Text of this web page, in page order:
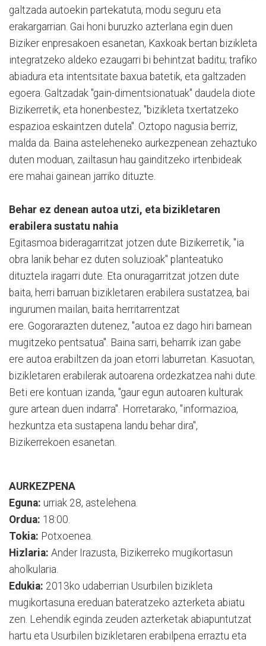
galtzada autoekin partekatuta, modu seguru eta
erakargarrian. Gai honi buruzko azterlana egin duen
Biziker enpresakoen esanetan, Kaxkoak bertan bizikleta
integratzeko aldeko ezaugarri bi behintzat baditu; trafiko
abiadura eta intentsitate baxua batetik, eta galtzaden
egoera. Galtzadak "gain-dimentsionatuak" daudela diote
Bizikerretik, eta honenbestez, "bizikleta txertatzeko
espazioa eskaintzen dutela". Oztopo nagusia berriz,
malda da. Baina asteleheneko aurkezpenean zehaztuko
duten moduan, zailtasun hau gainditzeko irtenbideak
ere mahai gainean jarriko dituzte.
Behar ez denean autoa utzi, eta bizikletaren
erabilera sustatu nahia
Egitasmoa bideragarritzat jotzen dute Bizikerretik, "ia
obra lanik behar ez duten soluzioak" planteatuko
dituztela iragarri dute. Eta onuragarritzat jotzen dute
baita, herri barruan bizikletaren erabilera sustatzea, bai
ingurumen mailan, baita herritarrentzat
ere. Gogorarazten dutenez, "autoa ez dago hiri barnean
mugitzeko pentsatua". Baina sarri, beharrik izan gabe
ere autoa erabiltzen da joan etorri laburretan. Kasuotan,
bizikletaren erabilerak autoarena ordezkatzea nahi dute.
Beti ere kontuan izanda, "gaur egun autoaren kulturak
gure artean duen indarra". Horretarako, "informazioa,
hezkuntza eta sustapena landu behar dira",
Bizikerrekoen esanetan.
AURKEZPENA
Eguna: urriak 28, astelehena.
Ordua: 18:00.
Tokia: Potxoenea.
Hizlaria: Ander Irazusta, Bizikerreko mugikortasun
aholkularia.
Edukia: 2013ko udaberrian Usurbilen bizikleta
mugikortasuna ereduan bateratzeko azterketa abiatu
zen. Lehendik eginda zeuden azterketak abiapuntutzat
hartu eta Usurbilen bizikletaren erabilpena erraztu eta